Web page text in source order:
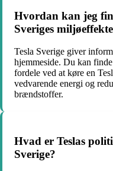
Hvordan kan jeg
Sveriges
Tesla Sverige giver
hjemmeside. Du kan
fordele ved at køre en
vedvarende energi og
brændstoffer.
Hvad er Teslas
Sverige?